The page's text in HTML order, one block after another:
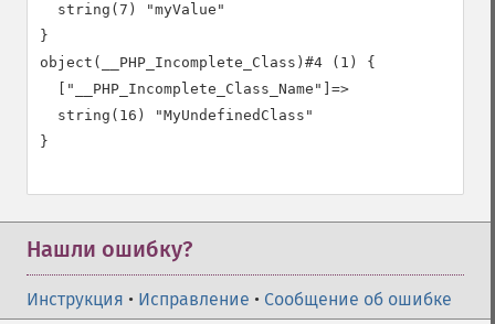
  string(7) "myValue"
}
object(__PHP_Incomplete_Class)#4 (1) {
  ["__PHP_Incomplete_Class_Name"]=>
  string(16) "MyUndefinedClass"
}
Нашли ошибку?
Инструкция • Исправление • Сообщение об ошибке